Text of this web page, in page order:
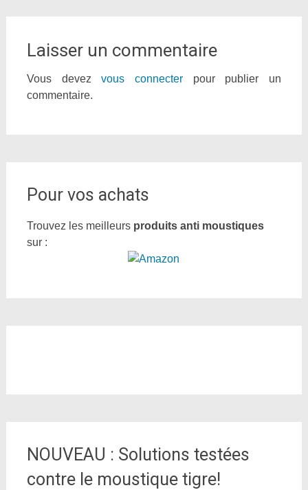
Laisser un commentaire
Vous devezvous connecter pour publier un
commentaire.
Pour vos achats
Trouvez les meilleurs produits anti moustiques
sur :
NOUVEAU : Solutions testées
contre le moustique tigre!